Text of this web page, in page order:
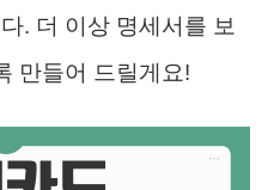
. 더 이상 명세서를 보
만들어 드릴게요!